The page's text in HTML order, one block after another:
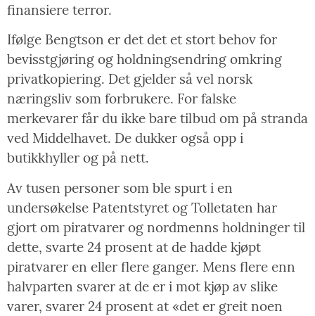
finansiere terror.
Ifølge Bengtson er det det et stort behov for
bevisstgjøring og holdningsendring omkring
privatkopiering. Det gjelder så vel norsk
næringsliv som forbrukere. For falske
merkevarer får du ikke bare tilbud om på stranda
ved Middelhavet. De dukker også opp i
butikkhyller og på nett.
Av tusen personer som ble spurt i en
undersøkelse Patentstyret og Tolletaten har
gjort om piratvarer og nordmenns holdninger til
dette, svarte 24 prosent at de hadde kjøpt
piratvarer en eller flere ganger. Mens flere enn
halvparten svarer at de er i mot kjøp av slike
varer, svarer 24 prosent at «det er greit noen